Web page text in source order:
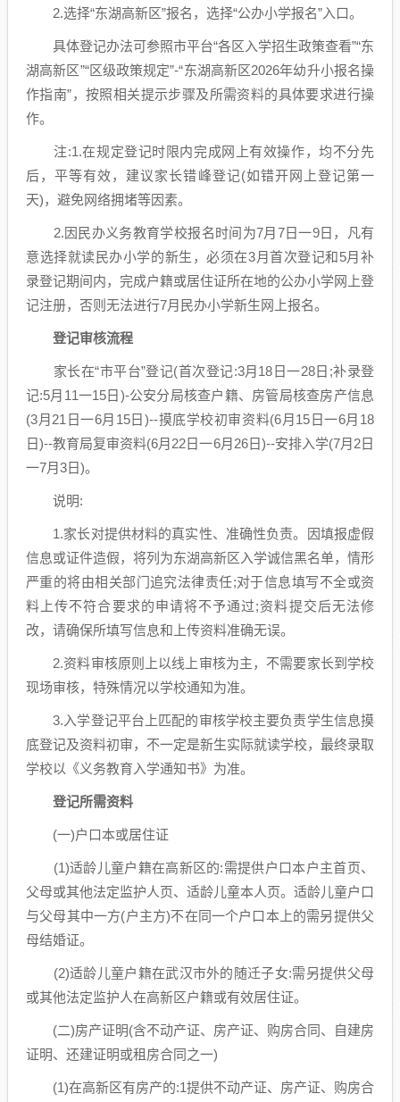
2.选择“东湖高新区”报名，选择“公办小学报名”入口。
具体登记办法可参照市平台“各区入学招生政策查看”“东
湖高新区”“区级政策规定”-“东湖高新区2026年幼升小报名操
作指南”，按照相关提示步骤及所需资料的具体要求进行操
作。
注:1.在规定登记时限内完成网上有效操作，均不分先
后，平等有效，建议家长错峰登记(如错开网上登记第一
天)，避免网络拥堵等因素。
2.因民办义务教育学校报名时间为7月7日一9日，凡有
意选择就读民办小学的新生，必须在3月首次登记和5月补
录登记期间内，完成户籍或居住证所在地的公办小学网上登
记注册，否则无法进行7月民办小学新生网上报名。
登记审核流程
家长在“市平台”登记(首次登记:3月18日一28日;补录登
记:5月11一15日)-公安分局核查户籍、房管局核查房产信息
(3月21日一6月15日)--摸底学校初审资料(6月15日一6月18
日)--教育局复审资料(6月22日一6月26日)--安排入学(7月2日
一7月3日)。
说明:
1.家长对提供材料的真实性、准确性负责。因填报虚假
信息或证件造假，将列为东湖高新区入学诚信黑名单，情形
严重的将由相关部门追究法律责任;对于信息填写不全或资
料上传不符合要求的申请将不予通过;资料提交后无法修
改，请确保所填写信息和上传资料准确无误。
2.资料审核原则上以线上审核为主，不需要家长到学校
现场审核，特殊情况以学校通知为准。
3.入学登记平台上匹配的审核学校主要负责学生信息摸
底登记及资料初审，不一定是新生实际就读学校，最终录取
学校以《义务教育入学通知书》为准。
登记所需资料
(一)户口本或居住证
(1)适龄儿童户籍在高新区的:需提供户口本户主首页、
父母或其他法定监护人页、适龄儿童本人页。适龄儿童户口
与父母其中一方(户主方)不在同一个户口本上的需另提供父
母结婚证。
(2)适龄儿童户籍在武汉市外的随迁子女:需另提供父母
或其他法定监护人在高新区户籍或有效居住证。
(二)房产证明(含不动产证、房产证、购房合同、自建房
证明、还建证明或租房合同之一)
(1)在高新区有房产的:1提供不动产证、房产证、购房合